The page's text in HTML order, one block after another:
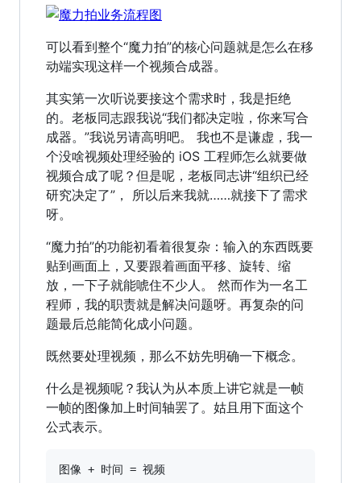
可以看到整个“魔力拍”的核心问题就是怎么在移
动端实现这样一个视频合成器。
其实第一次听说要接这个需求时，我是拒绝
的。老板同志跟我说“我们都决定啦，你来写合
成器。”我说另请高明吧。 我也不是谦虚，我一
个没啥视频处理经验的 iOS 工程师怎么就要做
视频合成了呢？但是呢，老板同志讲“组织已经
研究决定了”， 所以后来我就……就接下了需求
呀。
“魔力拍”的功能初看着很复杂：输入的东西既要
贴到画面上，又要跟着画面平移、旋转、缩
放，一下子就能唬住不少人。 然而作为一名工
程师，我的职责就是解决问题呀。再复杂的问
题最后总能简化成小问题。
既然要处理视频，那么不妨先明确一下概念。
什么是视频呢？我认为从本质上讲它就是一帧
一帧的图像加上时间轴罢了。姑且用下面这个
公式表示。